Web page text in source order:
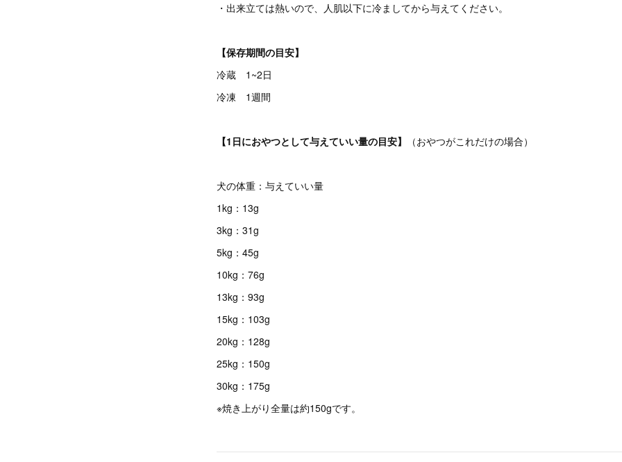
・出来立ては熱いので、人肌以下に冷ましてから与えてください。
【保存期間の目安】
冷蔵 1~2日
冷凍 1週間
【1日におやつとして与えていい量の目安】 （おやつがこれだけの場合）
犬の体重：与えていい量
1kg：13g
3kg：31g
5kg：45g
10kg：76g
13kg：93g
15kg：103g
20kg：128g
25kg：150g
30kg：175g
※焼き上がり全量は約150gです。